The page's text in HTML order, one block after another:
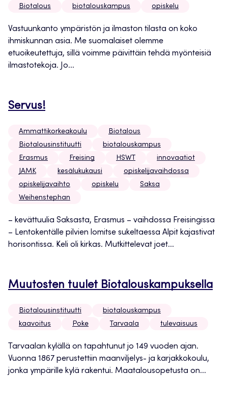
Biotalous biotalouskampus opiskelu
Vastuunkanto ympäristön ja ilmaston tilasta on koko
ihmiskunnan asia. Me suomalaiset olemme
etuoikeutettuja, sillä voimme päivittäin tehdä myönteisiä
ilmastotekoja. Jo...
Servus!
Ammattikorkeakoulu
Biotalous
Biotalousinstituutti
biotalouskampus
Erasmus
Freising HSWT
innovaatiot
JAMK
kesälukukausi
opiskelijavaihdossa
opiskelijavaihto
opiskelu
Saksa
Weihenstephan
– kevättuulia Saksasta, Erasmus – vaihdossa Freisingissa
– Lentokentälle pilvien lomitse sukeltaessa Alpit kajastivat
horisontissa. Keli oli kirkas. Mutkittelevat joet...
Muutosten tuulet Biotalouskampuksella
Biotalousinstituutti
biotalouskampus
kaavoitus
Poke Tarvaala tulevaisuus
Tarvaalan kylällä on tapahtunut jo 149 vuoden ajan.
Vuonna 1867 perustettiin maanviljelys- ja karjakkokoulu,
jonka ympärille kylä rakentui. Maatalousopetusta on...